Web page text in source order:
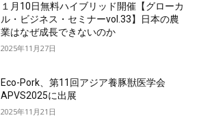
１月10日無料ハイブリッド開催【グローカ
ル・ビジネス・セミナーvol.33】日本の農
業はなぜ成長できないのか
2025年11月27日
Eco-Pork、第11回アジア養豚獣医学会
APVS2025に出展
2025年11月21日